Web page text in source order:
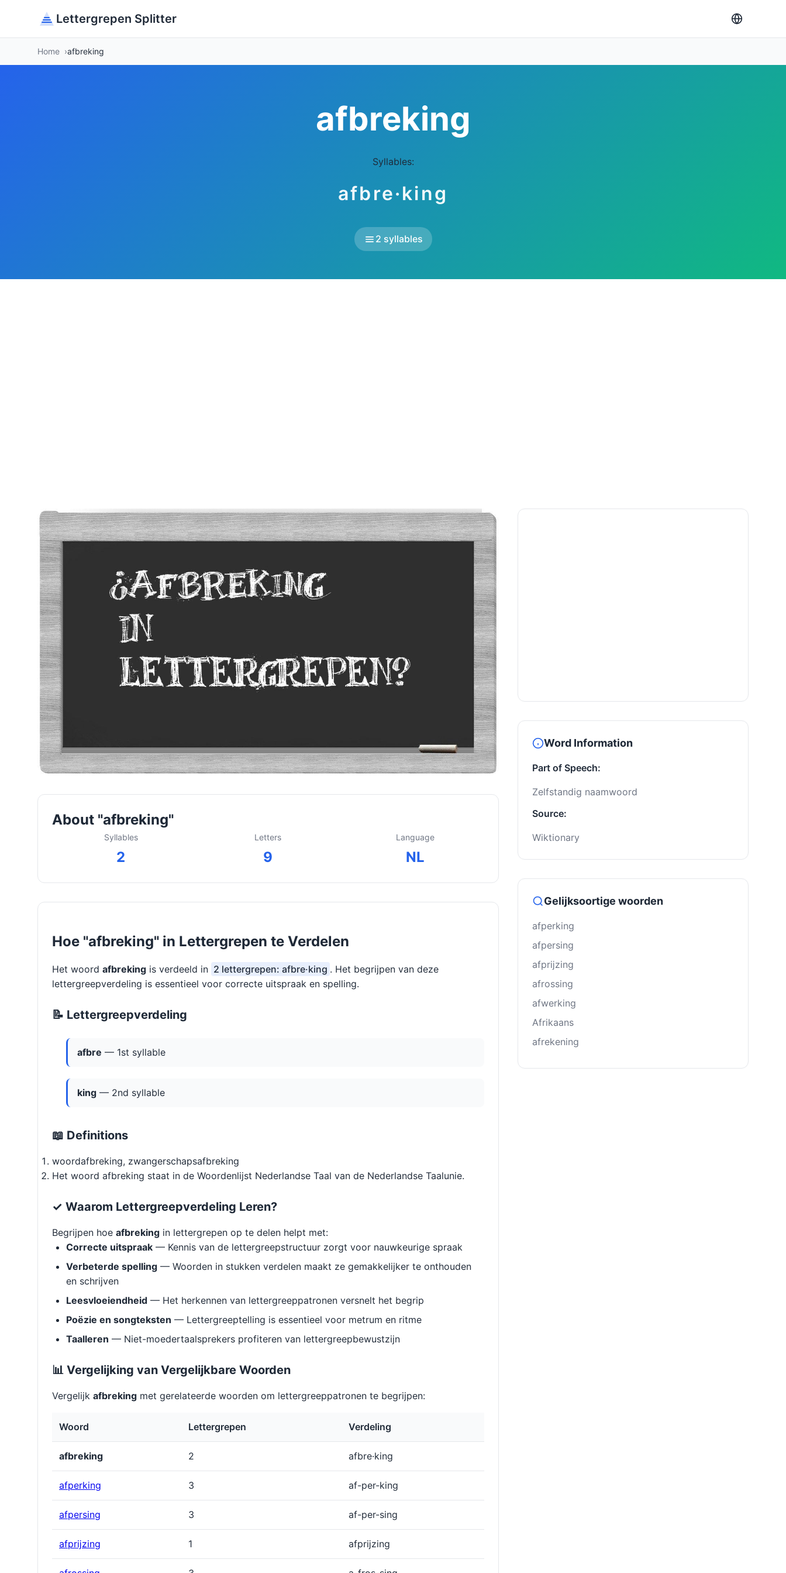
Lettergrepen Splitter
Home afbreking
afbreking
Syllables:
afbre·king
2 syllables
About "afbreking"
Syllables
2
Letters
9
Language
NL
Hoe "afbreking" in Lettergrepen te Verdelen
Het woord afbreking is verdeeld in 2 lettergrepen: afbre·king . Het begrijpen van deze
lettergreepverdeling is essentieel voor correcte uitspraak en spelling.
📝 Lettergreepverdeling
afbre — 1st syllable
king — 2nd syllable
📖 Definitions
woordafbreking, zwangerschapsafbreking
Het woord afbreking staat in de Woordenlijst Nederlandse Taal van de Nederlandse Taalunie.
✓ Waarom Lettergreepverdeling Leren?
Begrijpen hoe afbreking in lettergrepen op te delen helpt met:
Correcte uitspraak — Kennis van de lettergreepstructuur zorgt voor nauwkeurige spraak
Verbeterde spelling — Woorden in stukken verdelen maakt ze gemakkelijker te onthouden
en schrijven
Leesvloeiendheid — Het herkennen van lettergreeppatronen versnelt het begrip
Poëzie en songteksten — Lettergreeptelling is essentieel voor metrum en ritme
Taalleren — Niet-moedertaalsprekers profiteren van lettergreepbewustzijn
📊 Vergelijking van Vergelijkbare Woorden
Vergelijk afbreking met gerelateerde woorden om lettergreeppatronen te begrijpen:
Woord Lettergrepen Verdeling
afbreking 2 afbre·king
afperking 3 af-per-king
afpersing 3 af-per-sing
afprĳzing 1 afprĳzing
Word Information
Part of Speech:
Zelfstandig naamwoord
Source:
Wiktionary
Gelijksoortige woorden
afperking
afpersing
afprĳzing
afrossing
afwerking
Afrikaans
afrekening